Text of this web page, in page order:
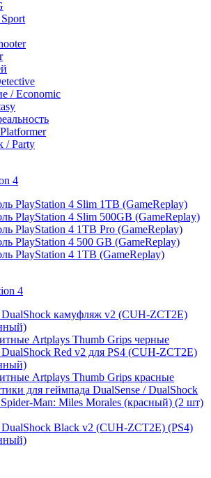
/ Economic
/ Party
4
PlayStation 4 Slim 1TB (GameReplay)
PlayStation 4 Slim 500GB (GameReplay)
PlayStation 4 1TB Pro (GameReplay)
PlayStation 4 500 GB (GameReplay)
PlayStation 4 1TB (GameReplay)
4
камуфляж v2 (CUH-ZCT2E)
Artplays Thumb Grips черные
Red v2 для PS4 (CUH-ZCT2E)
Artplays Thumb Grips красные
для геймпада DualSense / DualShock
Man: Miles Morales (красный) (2 шт)
Black v2 (CUH-ZCT2E) (PS4)